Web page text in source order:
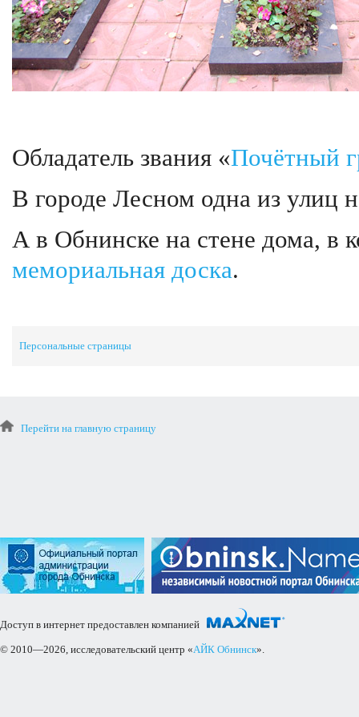
Обладатель звания «Почётный
В городе Лесном одна из улиц
А в Обнинске на стене дома, в
мемориальная доска.
Персональные страницы
Перейти на главную страницу
Доступ в интернет предоставлен компанией
© 2010—2026, исследовательский центр «АЙК Обнинск».